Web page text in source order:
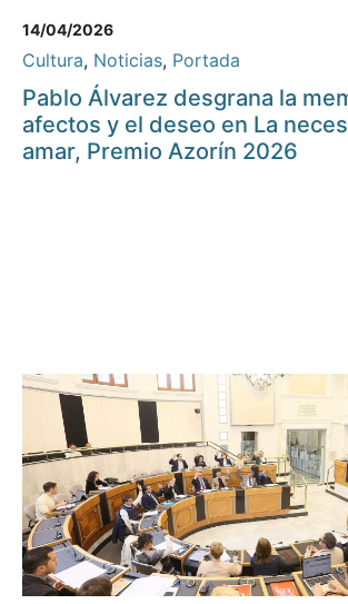
14/04/2026
Cultura, Noticias, Portada
Pablo Álvarez desgrana la
afectos y el deseo en La
amar, Premio Azorín 2026